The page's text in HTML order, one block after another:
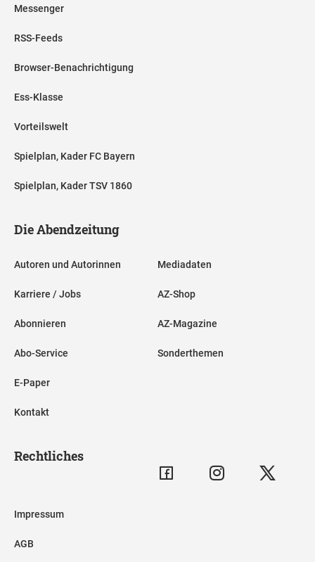
Messenger
RSS-Feeds
Browser-Benachrichtigung
Ess-Klasse
Vorteilswelt
Spielplan, Kader FC Bayern
Spielplan, Kader TSV 1860
Die Abendzeitung
Autoren und Autorinnen
Karriere / Jobs
Abonnieren
Abo-Service
E-Paper
Kontakt
Mediadaten
AZ-Shop
AZ-Magazine
Sonderthemen
Rechtliches
Impressum
AGB